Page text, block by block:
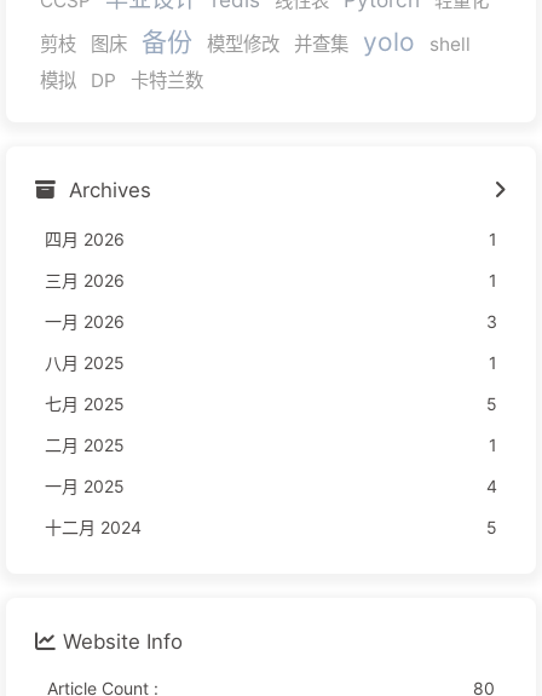
剪枝
图床 备份 模型修改 并查集 yolo
shell
模拟
DP 卡特兰数
Archives
四月 2026
1
三月 2026
1
一月 2026
3
八月 2025
1
七月 2025
5
二月 2025
1
一月 2025
4
十二月 2024
5
Website Info
Article Count : 80